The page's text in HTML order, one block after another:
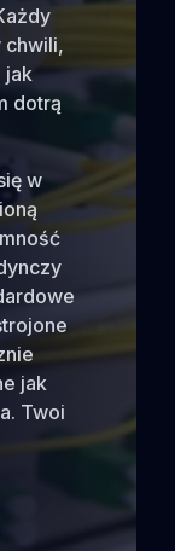
chwili,
jak
dotrą
w
jak
Twoi